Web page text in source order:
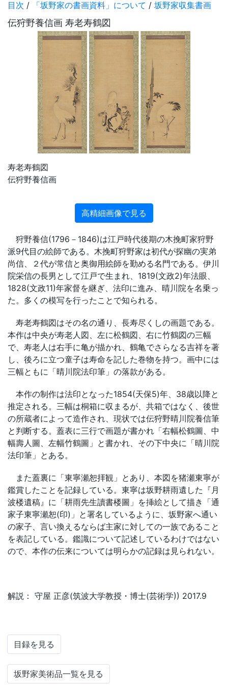
目次 / 「坂野家の書画資料」について / 坂野家収集書画
伝狩野養信画 寿老寿鶴図
寿老寿鶴図
伝狩野養信画
高精細画像で見る
狩野養信(1796－1846)は江戸時代後期の木挽町家狩野
派9代目の絵師である。木挽町狩野家は初代が探幽の実弟
尚信、２代が常信と奥御用絵師を勤める名門である。伊川
院栄信の長男として江戸で生まれ、1819(文政2)年法眼、
1828(文政11)年家督を継ぎ、法印に進み、晴川院を名乗っ
た。多くの模写を行ったことで知られる。
寿老寿鶴図はその名の通り、長寿尽くしの画題である。
本作は中央が寿老人図、左に松鶴図、右に竹鶴図の三幅
で、寿老人は右手に亀が描かれ、鶴亀でさらなる吉祥を著
し、後ろに立つ童子は寿命を記した巻物を持つ。画中には
三幅ともに「晴川院法印筆」の落款がある。
本作の制作は法印となった1854(天保5)年、38歳以降と
推定される。三幅は桐箱に収まるが、共箱ではなく、後世
の所蔵者によって造作され、現状では伝狩野晴川院養信筆
と判断する。蓋表に三行で画題が書かれ「右幅松鶴圖、中
幅壽人圖、左幅竹鶴圖」と書かれ、その下中央に「晴川院
法印筆」とある。
また蓋裏に「東寧瀬恕拝観」とあり、本図を猪瀬東寧が
鑑賞したことを記録している。東寧は坂野耕雨遺した『月
波楼遺稿』に「耕雨先生讀書楼圖」を挿絵として描き「通
家子東寧瀬恕(印)」と署名しているように、坂野家へ通い
の家子、言い換えるならば主家に対しての一族であること
を表記している。鑑識について記述しているわけではない
ので、本作の伝来については明らかの記録は見られない。
解説： 守屋 正彦(筑波大学教授・博士(芸術学)) 2017.9
目録を見る
坂野家美術品一覧を見る